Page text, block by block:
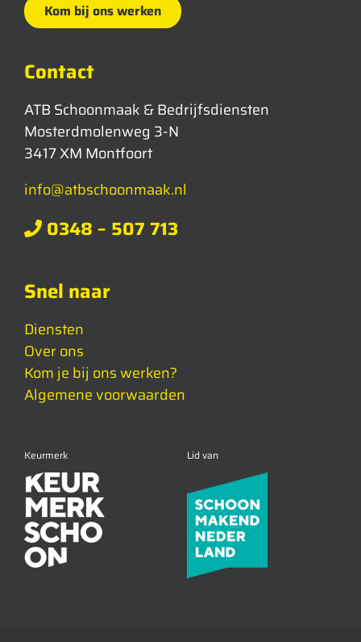
Kom bij ons werken
Contact
ATB Schoonmaak & Bedrijfsdiensten
Mosterdmolenweg 3-N
3417 XM Montfoort
info@atbschoonmaak.nl
0348 – 507 713
Snel naar
Diensten
Over ons
Kom je bij ons werken?
Algemene voorwaarden
Keurmerk Lid van